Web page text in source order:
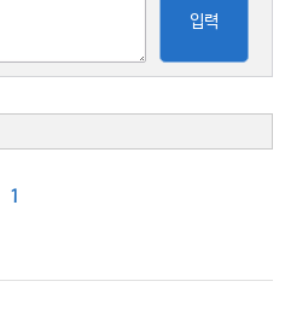
입력
1